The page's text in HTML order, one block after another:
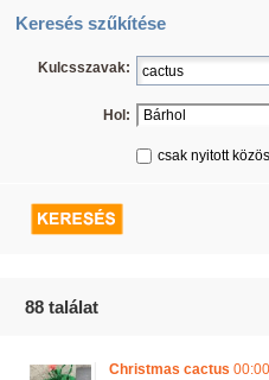
Keresés szűkítése
Kulcsszavak:
Hol:
csak nyitott
88 találat
Christmas cactus